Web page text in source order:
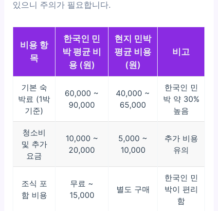
있으니 주의가 필요합니다.
비용 항
목
한국인 민
박 평균 비
용 (원)
현지 민박
평균 비용
(원)
비고
기본 숙
박료 (1박
기준)
60,000 ~
90,000
40,000 ~
65,000
한국인 민
박 약 30%
높음
청소비
및 추가
요금
10,000 ~
20,000
5,000 ~
10,000
추가 비용
유의
조식 포
함 비용
무료 ~
15,000
별도 구매
한국인 민
박이 편리
함